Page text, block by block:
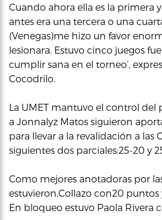
Cuando ahora ella es la primera
antes era una tercera o una
(Venegas)me hizo un favor
lesionara. Estuvo cinco juegos
cumplir sana en el torneo’,
Cocodrilo.
La UMET mantuvo el control del
a Jonnalyz Matos siguieron
para llevar a la revalidación a las
siguientes dos parciales:25-20 y
Como mejores anotadoras por
estuvieron,Collazo con20 puntos
En bloqueo estuvo Paola Rivera